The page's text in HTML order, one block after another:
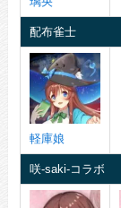
配布雀士
軽庫娘
咲-saki-コラボ